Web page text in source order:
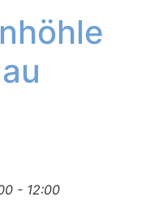
- 12:00